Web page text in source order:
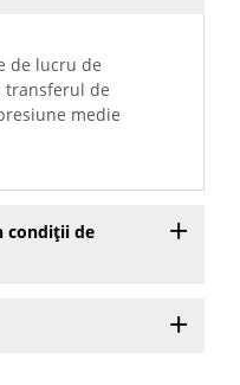
de lucru de
transferul de
medie
condiții de